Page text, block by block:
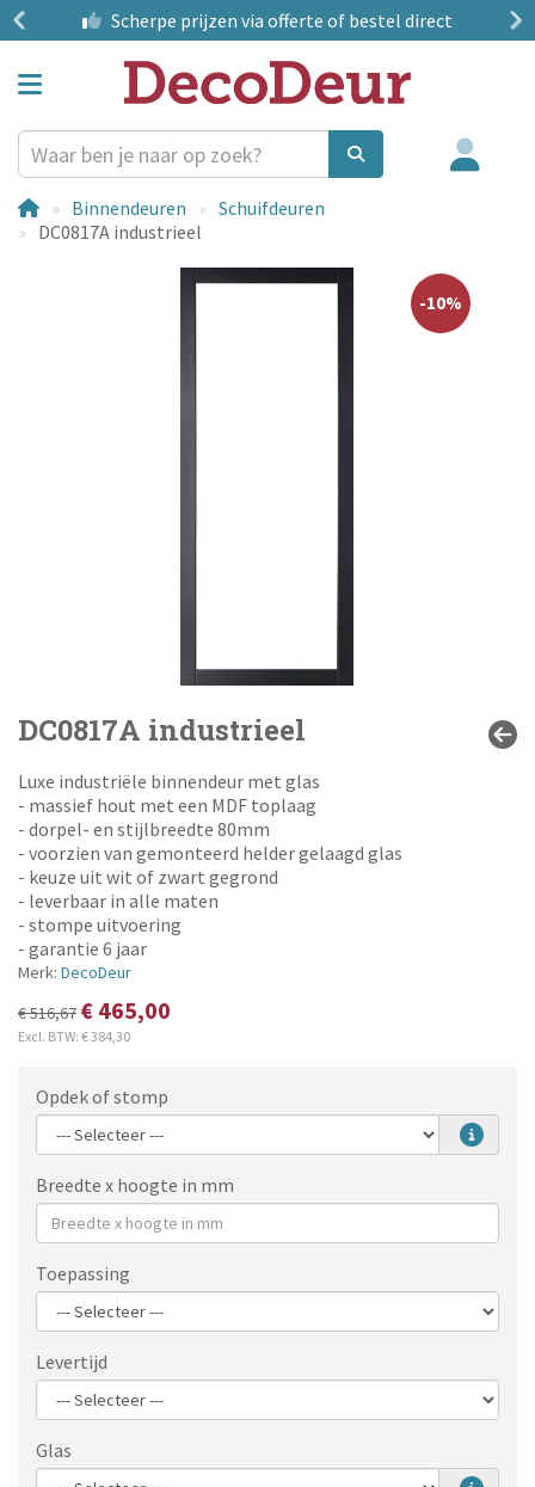
Scherpe prijzen via offerte of bestel direct
Binnendeuren
Schuifdeuren
DC0817A industrieel
-10%
DC0817A industrieel
Luxe industriële binnendeur met glas
- massief hout met een MDF toplaag
- dorpel- en stijlbreedte 80mm
- voorzien van gemonteerd helder gelaagd glas
- keuze uit wit of zwart gegrond
- leverbaar in alle maten
- stompe uitvoering
- garantie 6 jaar
Merk: DecoDeur
€ 516,67 € 465,00
Excl. BTW: € 384,30
Opdek of stomp
Breedte x hoogte in mm
Toepassing
Levertijd
Glas